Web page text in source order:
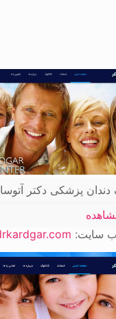
دندان پزشکی دکتر
سایت: